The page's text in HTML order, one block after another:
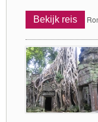
Bekijk reis